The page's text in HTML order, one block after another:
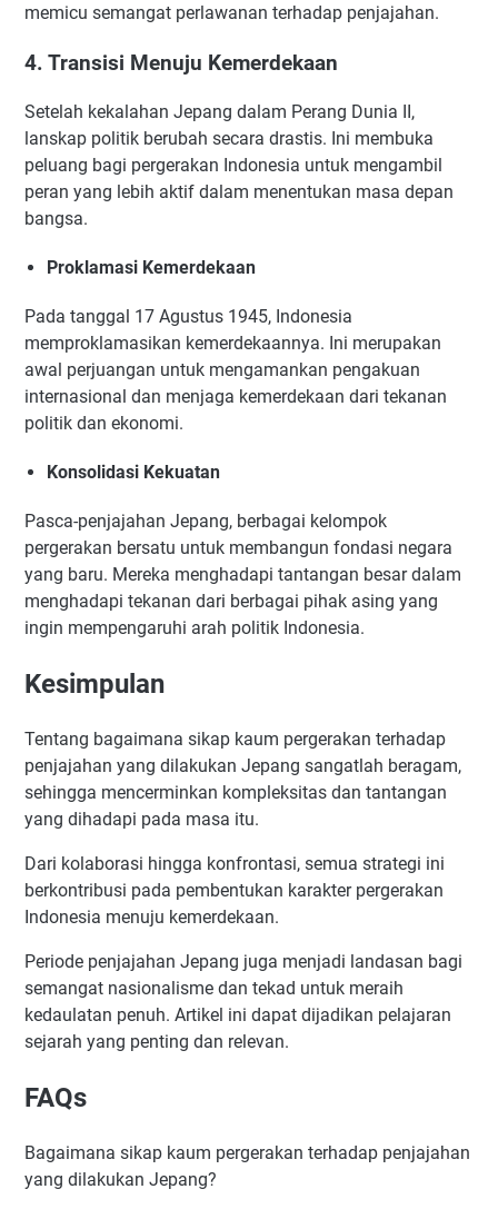
memicu semangat perlawanan terhadap penjajahan.
4. Transisi Menuju Kemerdekaan
Setelah kekalahan Jepang dalam Perang Dunia II,
lanskap politik berubah secara drastis. Ini membuka
peluang bagi pergerakan Indonesia untuk mengambil
peran yang lebih aktif dalam menentukan masa depan
bangsa.
Proklamasi Kemerdekaan
Pada tanggal 17 Agustus 1945, Indonesia
memproklamasikan kemerdekaannya. Ini merupakan
awal perjuangan untuk mengamankan pengakuan
internasional dan menjaga kemerdekaan dari tekanan
politik dan ekonomi.
Konsolidasi Kekuatan
Pasca-penjajahan Jepang, berbagai kelompok
pergerakan bersatu untuk membangun fondasi negara
yang baru. Mereka menghadapi tantangan besar dalam
menghadapi tekanan dari berbagai pihak asing yang
ingin mempengaruhi arah politik Indonesia.
Kesimpulan
Tentang bagaimana sikap kaum pergerakan terhadap
penjajahan yang dilakukan Jepang sangatlah beragam,
sehingga mencerminkan kompleksitas dan tantangan
yang dihadapi pada masa itu.
Dari kolaborasi hingga konfrontasi, semua strategi ini
berkontribusi pada pembentukan karakter pergerakan
Indonesia menuju kemerdekaan.
Periode penjajahan Jepang juga menjadi landasan bagi
semangat nasionalisme dan tekad untuk meraih
kedaulatan penuh. Artikel ini dapat dijadikan pelajaran
sejarah yang penting dan relevan.
FAQs
Bagaimana sikap kaum pergerakan terhadap penjajahan
yang dilakukan Jepang?